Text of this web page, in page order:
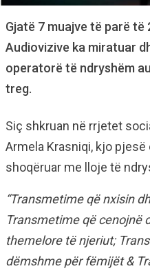
Gjatë 7 muajve të parë
Audiovizive ka miratuar
operatorë të ndryshëm
treg.
Siç shkruan në rrjetet
Armela Krasniqi, kjo
shoqëruar me lloje të
“Transmetime që nxisin
Transmetime që cenojnë
themelore të njeriut;
dëmshme për fëmijët &